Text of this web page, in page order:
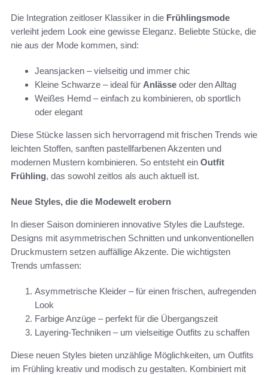
Die Integration zeitloser Klassiker in die Frühlingsmode
verleiht jedem Look eine gewisse Eleganz. Beliebte Stücke, die
nie aus der Mode kommen, sind:
Jeansjacken – vielseitig und immer chic
Kleine Schwarze – ideal für Anlässe oder den Alltag
Weißes Hemd – einfach zu kombinieren, ob sportlich
oder elegant
Diese Stücke lassen sich hervorragend mit frischen Trends wie
leichten Stoffen, sanften pastellfarbenen Akzenten und
modernen Mustern kombinieren. So entsteht ein Outfit
Frühling, das sowohl zeitlos als auch aktuell ist.
Neue Styles, die die Modewelt erobern
In dieser Saison dominieren innovative Styles die Laufstege.
Designs mit asymmetrischen Schnitten und unkonventionellen
Druckmustern setzen auffällige Akzente. Die wichtigsten
Trends umfassen:
Asymmetrische Kleider – für einen frischen, aufregenden
Look
Farbige Anzüge – perfekt für die Übergangszeit
Layering-Techniken – um vielseitige Outfits zu schaffen
Diese neuen Styles bieten unzählige Möglichkeiten, um Outfits
im Frühling kreativ und modisch zu gestalten. Kombiniert mit